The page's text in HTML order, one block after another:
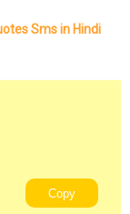
Sms in Hindi
Copy